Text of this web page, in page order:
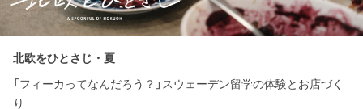
北欧をひとさじ・夏
「フィーカってなんだろう？」スウェーデン留学の体験とお店づく
り